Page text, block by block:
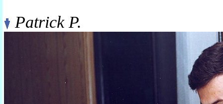
Patrick P.